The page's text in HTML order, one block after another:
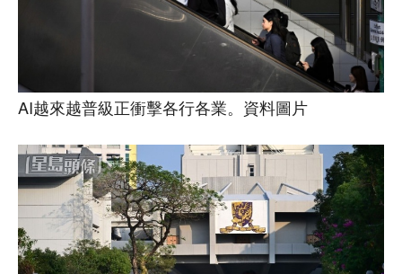
AI越來越普級正衝擊各行各業。資料圖片